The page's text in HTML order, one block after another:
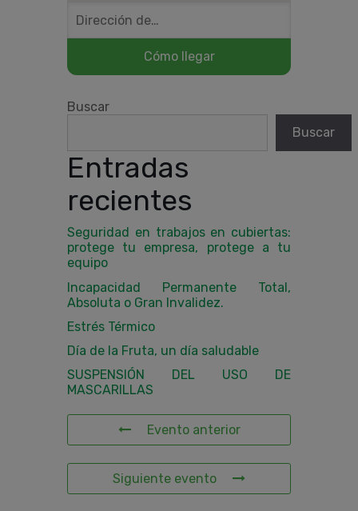
Buscar
Buscar
Entradas
recientes
Seguridad en trabajos en cubiertas:
protege tu empresa, protege a tu
equipo
Incapacidad Permanente Total,
Absoluta o Gran Invalidez.
Estrés Térmico
Día de la Fruta, un día saludable
SUSPENSIÓN DEL USO DE
MASCARILLAS
Evento anterior
Siguiente evento